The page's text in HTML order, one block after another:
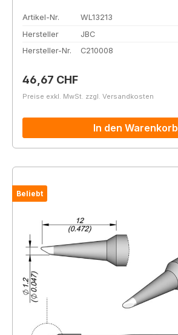
Artikel-Nr.
WL13213
Hersteller
JBC
Hersteller-Nr.
C210008
Regulärer Preis:
46,67 CHF
Preise exkl. MwSt. zzgl. Versandkosten
In den Warenkorb
Beliebt